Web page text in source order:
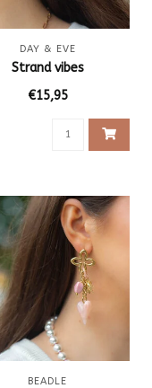
DAY & EVE
Strand vibes
€15,95
BEADLE